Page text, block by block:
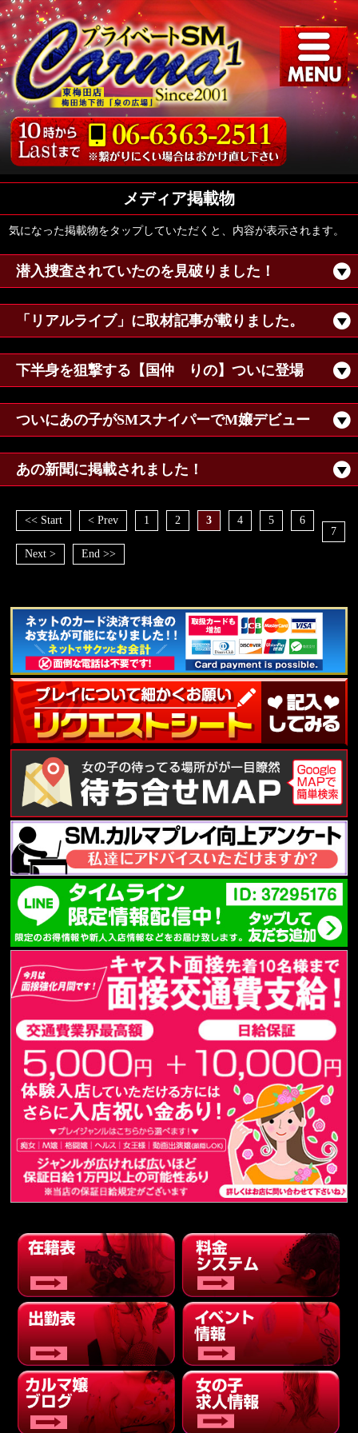
メディア掲載物
気になった掲載物をタップしていただくと、内容が表示されます。
潜入捜査されていたのを見破りました！
「リアルライブ」に取材記事が載りました。
下半身を狙撃する【国仲 りの】ついに登場
ついにあの子がSMスナイパーでM嬢デビュー
あの新聞に掲載されました！
<< Start < Prev 1 2 3 4 5
6
7
Next >
End >>